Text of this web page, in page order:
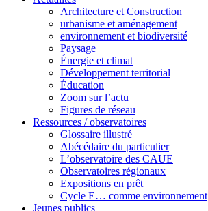
Architecture et Construction
urbanisme et aménagement
environnement et biodiversité
Paysage
Énergie et climat
Développement territorial
Éducation
Zoom sur l’actu
Figures de réseau
Ressources / observatoires
Glossaire illustré
Abécédaire du particulier
L’observatoire des CAUE
Observatoires régionaux
Expositions en prêt
Cycle E… comme environnement
Jeunes publics